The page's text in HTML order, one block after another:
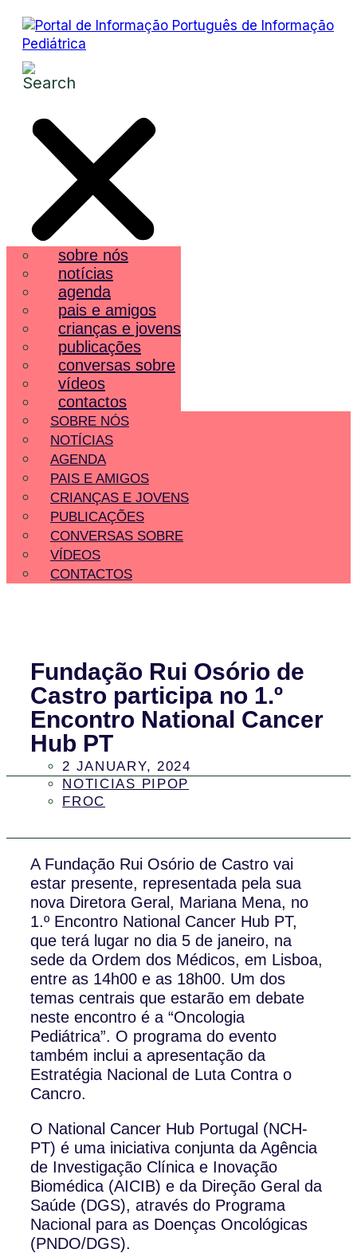
sobre nós
notícias
agenda
pais e amigos
crianças e jovens
publicações
conversas sobre
vídeos
contactos
SOBRE NÓS
NOTÍCIAS
AGENDA
PAIS E AMIGOS
CRIANÇAS E JOVENS
PUBLICAÇÕES
CONVERSAS SOBRE
VÍDEOS
CONTACTOS
Fundação Rui Osório de
Castro participa no 1.º
Encontro National Cancer
Hub PT
2 JANUARY, 2024
NOTICIAS PIPOP
FROC
A Fundação Rui Osório de Castro vai
estar presente, representada pela sua
nova Diretora Geral, Mariana Mena, no
1.º Encontro National Cancer Hub PT,
que terá lugar no dia 5 de janeiro, na
sede da Ordem dos Médicos, em Lisboa,
entre as 14h00 e as 18h00. Um dos
temas centrais que estarão em debate
neste encontro é a “Oncologia
Pediátrica”. O programa do evento
também inclui a apresentação da
Estratégia Nacional de Luta Contra o
Cancro.
O National Cancer Hub Portugal (NCH-
PT) é uma iniciativa conjunta da Agência
de Investigação Clínica e Inovação
Biomédica (AICIB) e da Direção Geral da
Saúde (DGS), através do Programa
Nacional para as Doenças Oncológicas
(PNDO/DGS).